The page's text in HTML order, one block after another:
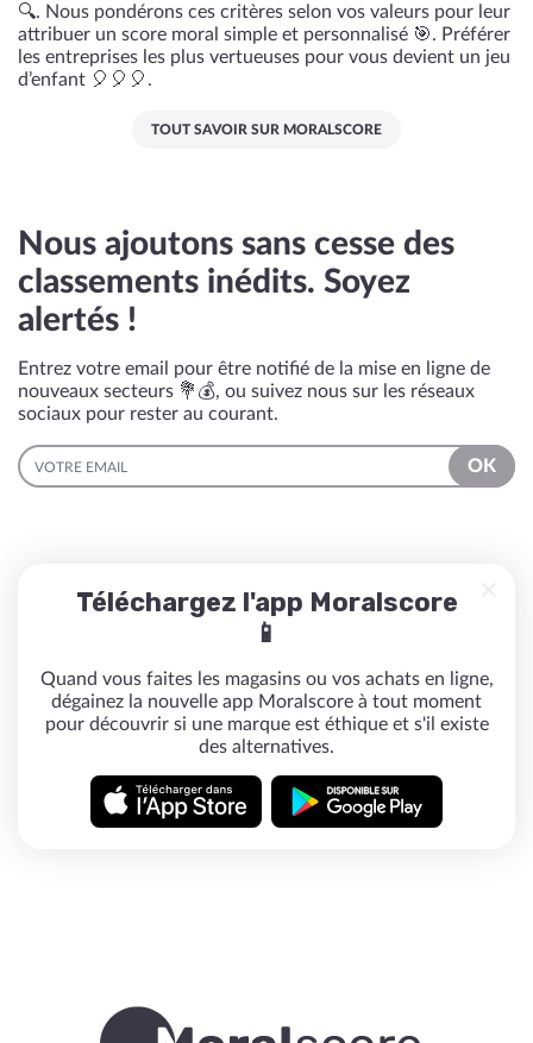
🔍. Nous pondérons ces critères selon vos valeurs pour leur
attribuer un score moral simple et personnalisé 🎯. Préférer
les entreprises les plus vertueuses pour vous devient un jeu
d’enfant 🎈🎈🎈.
TOUT SAVOIR SUR MORALSCORE
Nous ajoutons sans cesse des
classements inédits. Soyez
alertés !
Entrez votre email pour être notifié de la mise en ligne de
nouveaux secteurs 💐💰, ou suivez nous sur les réseaux
sociaux pour rester au courant.
EMAIL
OK
Téléchargez l'app Moralscore
📱
Quand vous faites les magasins ou vos achats en ligne,
dégainez la nouvelle app Moralscore à tout moment
pour découvrir si une marque est éthique et s'il existe
des alternatives.